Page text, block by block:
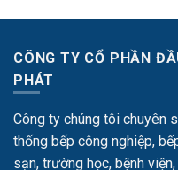
CÔNG TY CỔ PHẦN
PHÁT
Công ty chúng tôi chuyên
thống bếp công nghiệp,
sạn, trường học, bệnh